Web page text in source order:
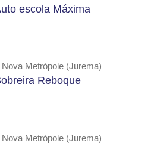
escola Máxima
Nova Metrópole (Jurema)
Reboque
Nova Metrópole (Jurema)